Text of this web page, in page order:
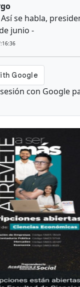
Así se habla,
junio -
con Google